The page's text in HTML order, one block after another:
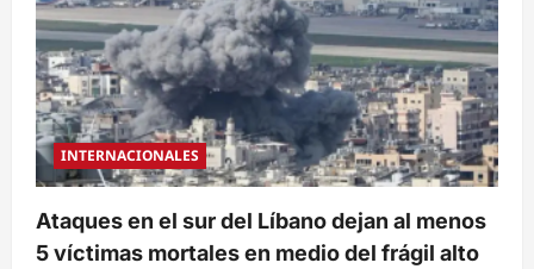
INTERNACIONALES
Ataques en el sur del Líbano dejan al menos
5 víctimas mortales en medio del frágil alto